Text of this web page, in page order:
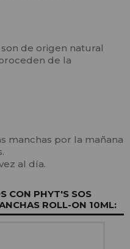
de origen natural
de la
manchas por la mañana
al día.
CON PHYT'S SOS
ROLL-ON 10ML: